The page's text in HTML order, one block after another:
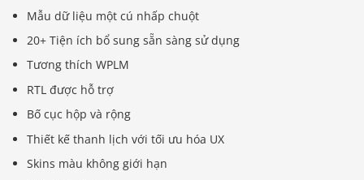
Mẫu dữ liệu một cú nhấp chuột
20+ Tiện ích bổ sung sẵn sàng sử dụng
Tương thích WPLM
RTL được hỗ trợ
Bố cục hộp và rộng
Thiết kế thanh lịch với tối ưu hóa UX
Skins màu không giới hạn